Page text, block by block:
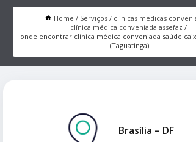
Home Serviços
clínicas médicas
clínica médica conveniada assefaz
onde encontrar clínica médica conveniada saúde
(Taguatinga)
Brasília – DF